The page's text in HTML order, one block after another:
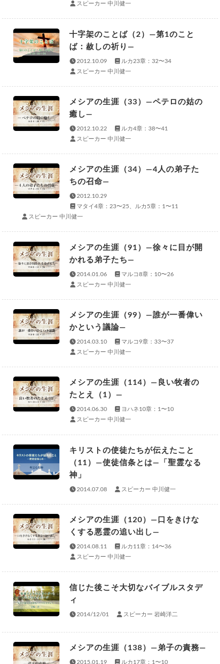
スピーカー 中川健一
十字架のことば（2）—第1のこと
ば：赦しの祈り—
2012.10.09
ルカ23章：32〜34
スピーカー 中川健一
メシアの生涯（33）—ペテロの姑の
癒し—
2012.10.22
ルカ4章：38〜41
スピーカー 中川健一
メシアの生涯（34）—4人の弟子た
ちの召命—
2012.10.29
マタイ4章：23〜25、ルカ5章：1〜11
スピーカー 中川健一
メシアの生涯（91）—徐々に目が開
かれる弟子たち—
2014.01.06
マルコ8章：10〜26
スピーカー 中川健一
メシアの生涯（99）—誰が一番偉い
かという議論—
2014.03.10
マルコ9章：33〜37
スピーカー 中川健一
メシアの生涯（114）—良い牧者の
たとえ（1）—
2014.06.30
ヨハネ10章：1〜10
スピーカー 中川健一
キリストの使徒たちが伝えたこと
（11）—使徒信条とは—「聖霊なる
神」
2014.07.08 スピーカー 中川健一
メシアの生涯（120）—口をきけな
くする悪霊の追い出し—
2014.08.11
ルカ11章：14〜36
スピーカー 中川健一
信じた後こそ大切なバイブルスタデ
ィ
2014/12/01 スピーカー 岩崎洋二
メシアの生涯（138）—弟子の責務—
2015.01.19 ルカ17章：1〜10